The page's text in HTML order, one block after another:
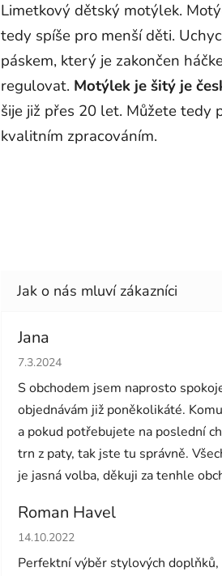
Limetkový dětský motýlek.
tedy spíše pro menší děti.
páskem, který je zakončen
regulovat. Motýlek je šitý je
šije již přes 20 let. Můžete tedy
kvalitním zpracováním.
Jana
Hodnocení obchodu je 5 z 5
7.3.2024
S obchodem jsem naprosto
objednávám již poněkolikáté.
a pokud potřebujete na poslední
trn z paty, tak jste tu správně.
je jasná volba, děkuji za tenhle
Roman Havel
Hodnocení obchodu je 5 z 5
14.10.2022
Perfektní výběr stylových